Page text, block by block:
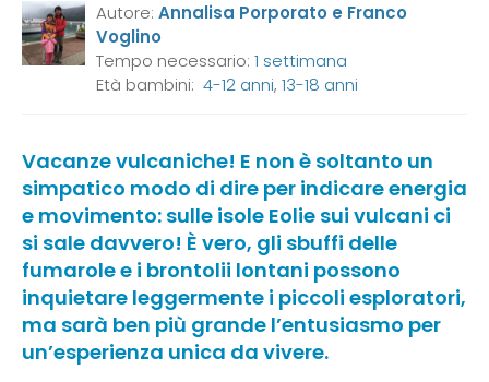
Autore:Annalisa Porporato e Franco
Voglino
Tempo necessario:1 settimana
Età bambini:4-12 anni,13-18 anni
Vacanze vulcaniche! E non è soltanto un
simpatico modo di dire per indicare energia
e movimento: sulle isole Eolie sui vulcani ci
si sale davvero! È vero, gli sbuffi delle
fumarole e i brontolii lontani possono
inquietare leggermente i piccoli esploratori,
ma sarà ben più grande l’entusiasmo per
un’esperienza unica da vivere.